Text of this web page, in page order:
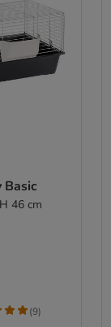
Basic
46 cm
(9)